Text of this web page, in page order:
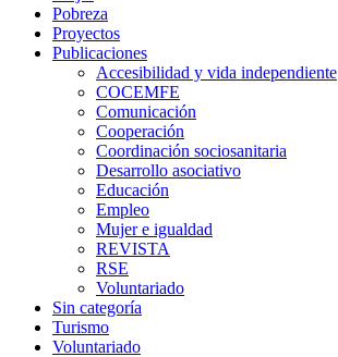
Pobreza
Proyectos
Publicaciones
Accesibilidad y vida independiente
COCEMFE
Comunicación
Cooperación
Coordinación sociosanitaria
Desarrollo asociativo
Educación
Empleo
Mujer e igualdad
REVISTA
RSE
Voluntariado
Sin categoría
Turismo
Voluntariado